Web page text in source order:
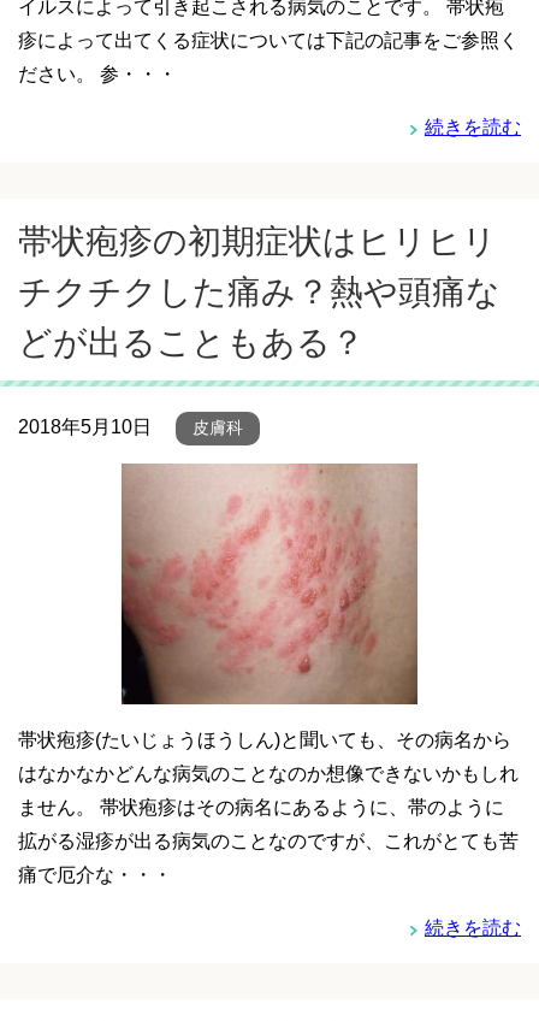
イルスによって引き起こされる病気のことです。 帯状疱
疹によって出てくる症状については下記の記事をご参照く
ださい。 参・・・
続きを読む
帯状疱疹の初期症状はヒリヒリ
チクチクした痛み？熱や頭痛な
どが出ることもある？
2018年5月10日 皮膚科
帯状疱疹(たいじょうほうしん)と聞いても、その病名から
はなかなかどんな病気のことなのか想像できないかもしれ
ません。 帯状疱疹はその病名にあるように、帯のように
拡がる湿疹が出る病気のことなのですが、これがとても苦
痛で厄介な・・・
続きを読む